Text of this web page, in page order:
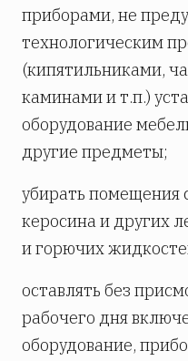
приборами, не
технологическим
(кипятильниками,
каминами и т.п.)
оборудование
другие предметы;
убирать помещения
керосина и других
и горючих
оставлять без
рабочего дня
оборудование,